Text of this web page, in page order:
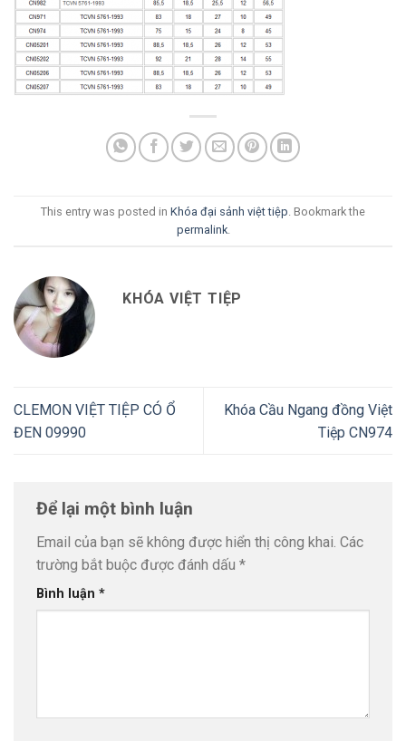
This entry was posted in Khóa đại sảnh việt tiệp . Bookmark the
permalink.
KHÓA VIỆT TIỆP
CLEMON VIỆT TIỆP CÓ Ổ
ĐEN 09990
Khóa Cầu Ngang đồng Việt
Tiệp CN974
Để lại một bình luận
Email của bạn sẽ không được hiển thị công khai. Các
trường bắt buộc được đánh dấu *
Bình luận *